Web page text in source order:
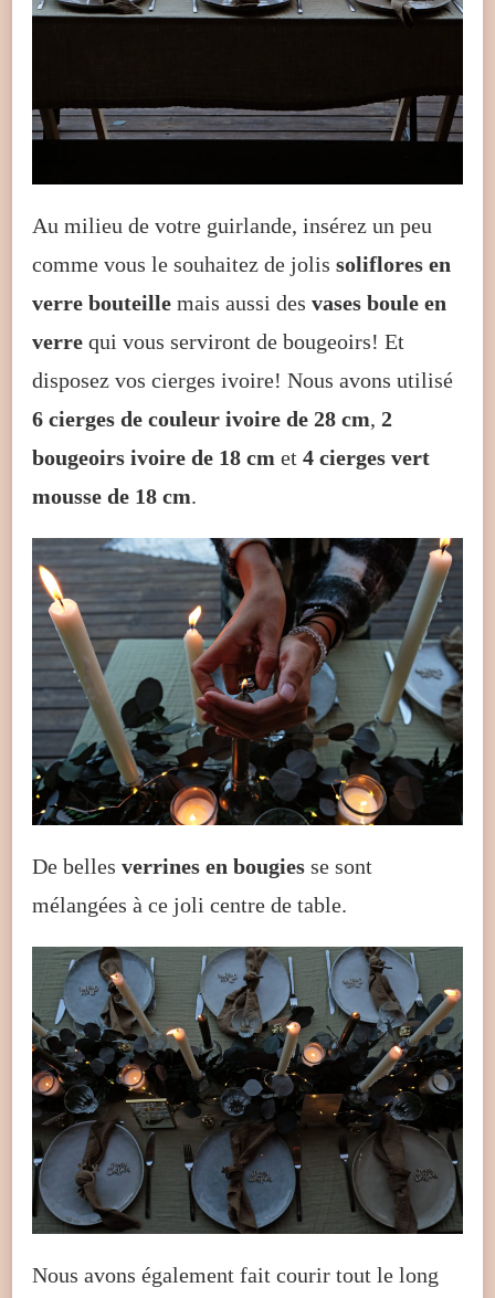
Au milieu de votre guirlande, insérez un peu
comme vous le souhaitez de jolis soliflores en
verre bouteille mais aussi des vases boule en
verre qui vous serviront de bougeoirs! Et
disposez vos cierges ivoire! Nous avons utilisé
6 cierges de couleur ivoire de 28 cm, 2
bougeoirs ivoire de 18 cm et 4 cierges vert
mousse de 18 cm.
De belles verrines en bougies se sont
mélangées à ce joli centre de table.
Nous avons également fait courir tout le long